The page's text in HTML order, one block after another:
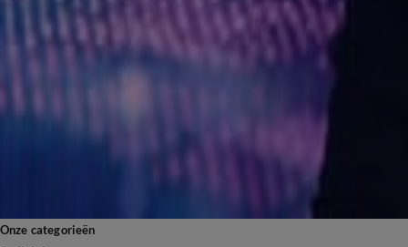
NSC vreest sabotage via Chinese laadpalen en warmtepompen
29 mei 2025, 19:08
26 mei 2025, 19:01
Onze categorieën